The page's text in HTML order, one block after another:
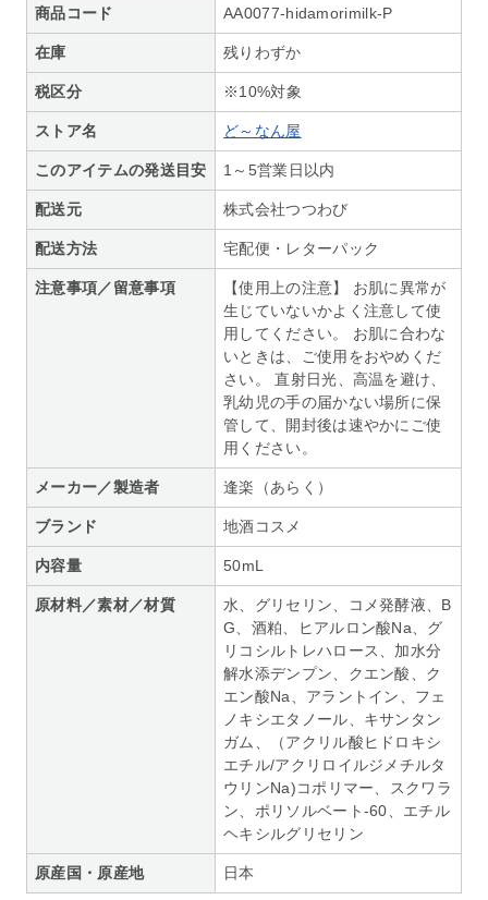
商品コード AA0077-hidamorimilk-P
在庫 残りわずか
税区分 ※10%対象
ストア名 ど～なん屋
このアイテムの発送目安 1～5営業日以内
配送元 株式会社つつわび
配送方法 宅配便・レターパック
注意事項／留意事項
【使用上の注意】 お肌に異常が
生じていないかよく注意して使
用してください。 お肌に合わな
いときは、ご使用をおやめくだ
さい。 直射日光、高温を避け、
乳幼児の手の届かない場所に保
管して、開封後は速やかにご使
用ください。
メーカー／製造者 逢楽（あらく）
ブランド 地酒コスメ
内容量 50mL
原材料／素材／材質
水、グリセリン、コメ発酵液、B
G、酒粕、ヒアルロン酸Na、グ
リコシルトレハロース、加水分
解水添デンプン、クエン酸、ク
エン酸Na、アラントイン、フェ
ノキシエタノール、キサンタン
ガム、（アクリル酸ヒドロキシ
エチル/アクリロイルジメチルタ
ウリンNa)コポリマー、スクワラ
ン、ポリソルベート-60、エチル
ヘキシルグリセリン
原産国・原産地 日本